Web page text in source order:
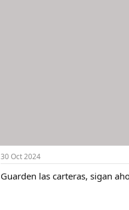
30 Oct 2024
Guarden las carteras, sigan